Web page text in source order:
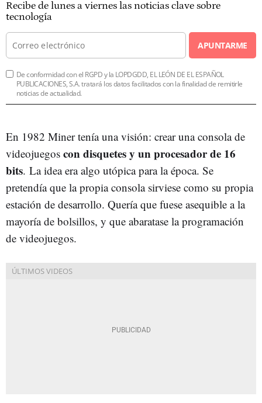
Recibe de lunes a viernes las noticias clave sobre
tecnología
APUNTARME
De conformidad con el RGPD y la LOPDGDD, EL LEÓN DE EL ESPAÑOL
PUBLICACIONES, S.A. tratará los datos facilitados con la finalidad de remitirle
noticias de actualidad.
En 1982 Miner tenía una visión: crear una consola de
videojuegos con disquetes y un procesador de 16
bits. La idea era algo utópica para la época. Se
pretendía que la propia consola sirviese como su propia
estación de desarrollo. Quería que fuese asequible a la
mayoría de bolsillos, y que abaratase la programación
de videojuegos.